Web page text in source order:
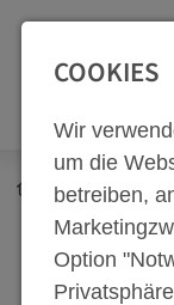
Zur Top
Newsroom
Cross-
steigern
COOKIES
Wir
um die
betreiben,
Option